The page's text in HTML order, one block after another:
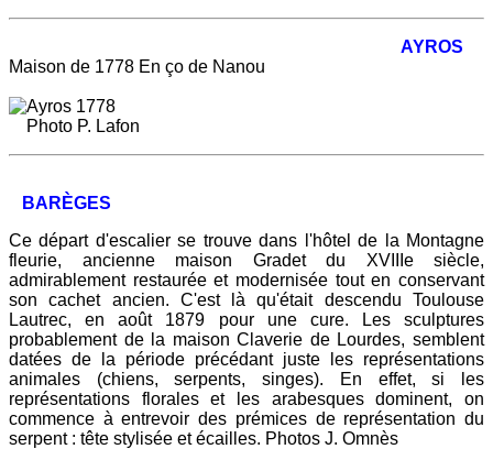
AYROS
Maison de 1778 En ço de Nanou
Photo P. Lafon
BARÈGES
Ce départ d'escalier se trouve dans l'hôtel de la Montagne
fleurie, ancienne maison Gradet du XVIIIe siècle,
admirablement restaurée et modernisée tout en conservant
son cachet ancien. C'est là qu'était descendu Toulouse
Lautrec, en août 1879 pour une cure. Les sculptures
probablement de la maison Claverie de Lourdes, semblent
datées de la période précédant juste les représentations
animales (chiens, serpents, singes). En effet, si les
représentations florales et les arabesques dominent, on
commence à entrevoir des prémices de représentation du
serpent : tête stylisée et écailles. Photos J. Omnès